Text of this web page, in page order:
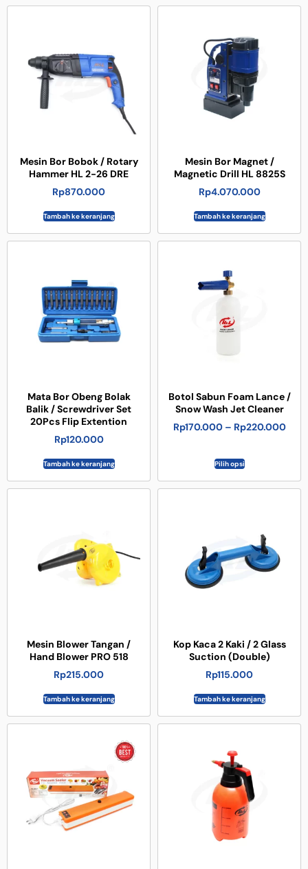
Mesin Bor Bobok / Rotary
Hammer HL 2-26 DRE
Rp870.000
Tambah ke keranjang
Mesin Bor Magnet /
Magnetic Drill HL 8825S
Rp4.070.000
Tambah ke keranjang
Mata Bor Obeng Bolak
Balik / Screwdriver Set
20Pcs Flip Extention
Rp120.000
Tambah ke keranjang
Botol Sabun Foam Lance /
Snow Wash Jet Cleaner
Rp170.000 – Rp220.000
Pilih opsi
Mesin Blower Tangan /
Hand Blower PRO 518
Rp215.000
Tambah ke keranjang
Kop Kaca 2 Kaki / 2 Glass
Suction (Double)
Rp115.000
Tambah ke keranjang